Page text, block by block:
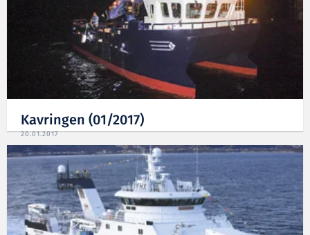
Kavringen (01/2017)
20.01.2017